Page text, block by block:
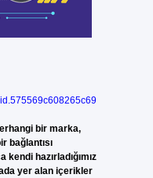
bir marka,
bağlantısı
kendi hazırladığımız
yer alan içerikler